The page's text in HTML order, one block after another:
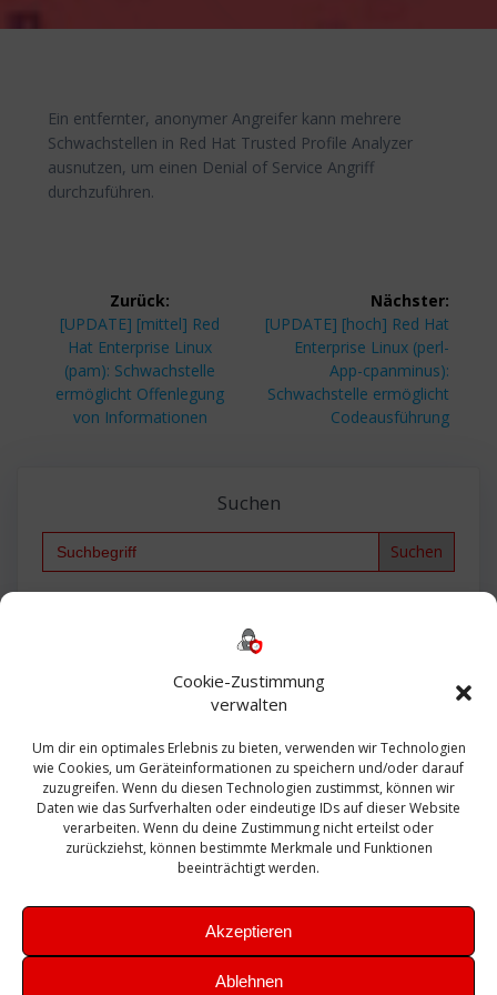
Cookie-Zustimmung
verwalten
Um dir ein optimales Erlebnis zu bieten, verwenden wir Technologien
wie Cookies, um Geräteinformationen zu speichern und/oder darauf
zuzugreifen. Wenn du diesen Technologien zustimmst, können wir
Daten wie das Surfverhalten oder eindeutige IDs auf dieser Website
verarbeiten. Wenn du deine Zustimmung nicht erteilst oder
zurückziehst, können bestimmte Merkmale und Funktionen
beeinträchtigt werden.
Akzeptieren
Ablehnen
Ein entfernter, anonymer Angreifer kann mehrere
Schwachstellen in Red Hat Trusted Profile Analyzer
ausnutzen, um einen Denial of Service Angriff
durchzuführen.
Beitragsnavigation
Zurück:
Vorheriger
Beitrag:
[UPDATE] [mittel] Red
Hat Enterprise Linux
(pam): Schwachstelle
ermöglicht Offenlegung
von Informationen
Nächster:
Nächster
Beitrag:
[UPDATE] [hoch] Red Hat
Enterprise Linux (perl-
App-cpanminus):
Schwachstelle ermöglicht
Codeausführung
Suchen
Search
Bautagebuch
Exchange firewall Fritzbox
Microsoft
Sanierung SBS Security Server Sicherheit
Sicherung SIEM Sophos SSL Ubuntu
Update Upgrade UTM VCenter VCSA Veeam
VMWare VPN WAZUH Windows
Zertifikat